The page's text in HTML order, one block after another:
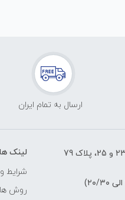
ارسال به تمام ایران
لینک ها
شرایط
روش